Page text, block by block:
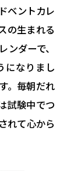
ベントカレ
の生まれる
ダーで、
になりまし
。毎朝だれ
試験中でつ
れて心から